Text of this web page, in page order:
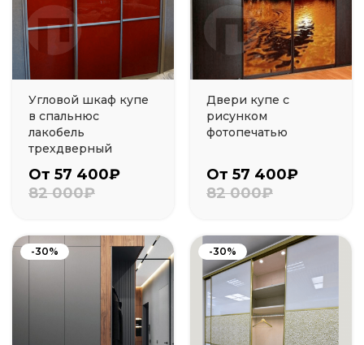
Угловой шкаф купе
в спальнюс
лакобель
трехдверный
От 57 400₽
82 000₽
Двери купе с
рисунком
фотопечатью
От 57 400₽
82 000₽
-30% -30%